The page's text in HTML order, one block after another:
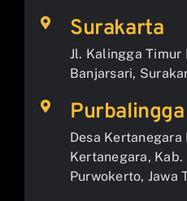
Surakarta
Jl. Kalingga Timur
Banjarsari,
Purbalingga
Desa Kertanegara
Kertanegara,
Purwokerto, Jawa